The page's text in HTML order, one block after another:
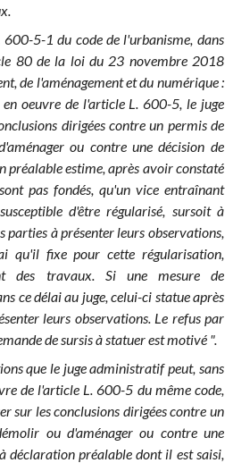
5-1 du code de l'urbanisme, dans
80 de la loi du 23 novembre 2018
de l'aménagement et du numérique :
oeuvre de l'article L. 600-5, le juge
dirigées contre un permis de
ou contre une décision de
préalable estime, après avoir constaté
pas fondés, qu'un vice entraînant
d'être régularisé, sursoit à
parties à présenter leurs observations,
qu'il fixe pour cette régularisation,
des travaux. Si une mesure de
ce délai au juge, celui-ci statue après
leurs observations. Le refus par
de sursis à statuer est motivé ".
que le juge administratif peut, sans
de l'article L. 600-5 du même code,
sur les conclusions dirigées contre un
ou d'aménager ou contre une
déclaration préalable dont il est saisi,